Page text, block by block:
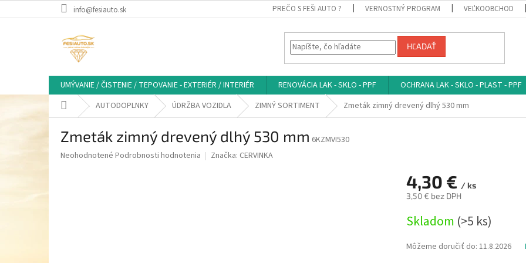
na
info@fesiauto.sk PREČO S FEŠI AUTO ? VERNOSTNÝ PROGRAM VEĽKOOBCHOD
HĽADAŤ
UMÝVANIE / ČISTENIE / TEPOVANIE - EXTERIÉR / INTERIÉR RENOVÁCIA LAK - SKLO - PPF OCHRANA LAK - SKLO - PLAST - PPF
DomovAUTODOPLNKY ÚDRŽBA VOZIDLA ZIMNÝ SORTIMENT Zmeták zimný drevený dlhý 530 mm
Zmeták zimný drevený dlhý 530 mm 6KZMVI530
Priemerné
Neohodnotené Podrobnosti hodnotenia Značka: CERVINKA
4,30 € / ks
3,50 € bez DPH
cena:
Skladom (>5 ks)
Môžeme doručiť do: 11.8.2026